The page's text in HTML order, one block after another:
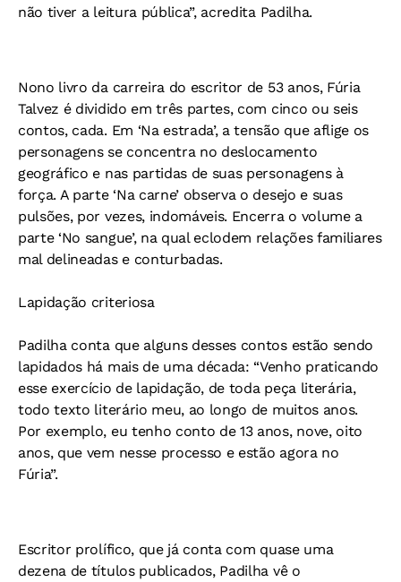
não tiver a leitura pública”, acredita Padilha.
Nono livro da carreira do escritor de 53 anos, Fúria
Talvez é dividido em três partes, com cinco ou seis
contos, cada. Em ‘Na estrada’, a tensão que aflige os
personagens se concentra no deslocamento
geográfico e nas partidas de suas personagens à
força. A parte ‘Na carne’ observa o desejo e suas
pulsões, por vezes, indomáveis. Encerra o volume a
parte ‘No sangue’, na qual eclodem relações familiares
mal delineadas e conturbadas.
Lapidação criteriosa
Padilha conta que alguns desses contos estão sendo
lapidados há mais de uma década: “Venho praticando
esse exercício de lapidação, de toda peça literária,
todo texto literário meu, ao longo de muitos anos.
Por exemplo, eu tenho conto de 13 anos, nove, oito
anos, que vem nesse processo e estão agora no
Fúria”.
Escritor prolífico, que já conta com quase uma
dezena de títulos publicados, Padilha vê o